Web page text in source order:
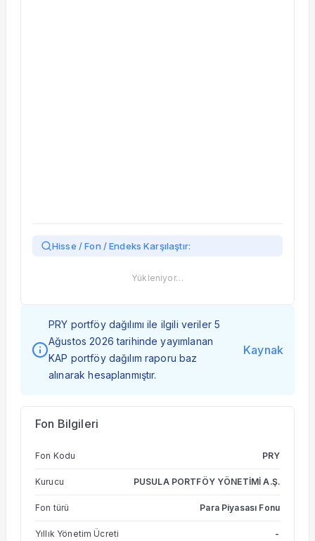
Hisse / Fon / Endeks Karşılaştır:
Yükleniyor…
PRY portföy dağılımı ile ilgili veriler 5
Ağustos 2026 tarihinde yayımlanan
KAP portföy dağılım raporu baz
alınarak hesaplanmıştır.
Kaynak
Fon Bilgileri
Fon Kodu PRY
Kurucu PUSULA PORTFÖY YÖNETİMİ A.Ş.
Fon türü Para Piyasası Fonu
Yıllık Yönetim Ücreti -